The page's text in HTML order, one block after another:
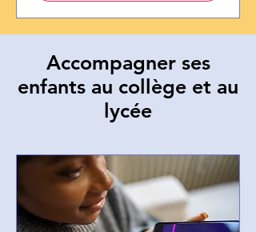
Accompagner ses
enfants au collège et au
lycée